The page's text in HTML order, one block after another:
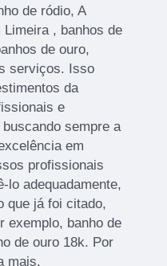
de ródio, A
, banhos de
de ouro,
serviços. Isso
da
e
sempre a
em
profissionais
lo adequadamente,
que já foi citado,
exemplo, banho de
de ouro 18k. Por
mais.